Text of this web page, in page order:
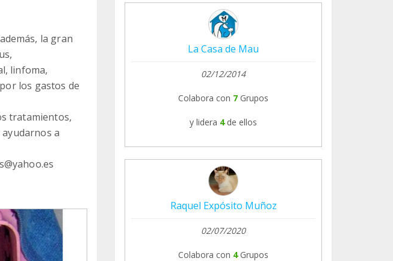
la gran
linfoma,
los gastos de
tratamientos,
a
La Casa de Mau
02/12/2014
Colabora con 7 Grupos
y lidera 4 de ellos
Raquel Expósito Muñoz
02/07/2020
Colabora con 4Grupos